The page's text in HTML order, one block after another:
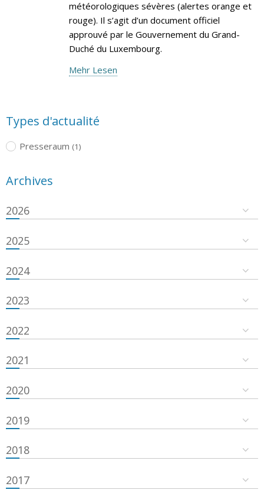
météorologiques sévères (alertes orange et
rouge). Il s’agit d’un document officiel
approuvé par le Gouvernement du Grand-
Duché du Luxembourg.
Mehr Lesen
Types d'actualité
Presseraum (1)
Archives
2026
2025
2024
2023
2022
2021
2020
2019
2018
2017